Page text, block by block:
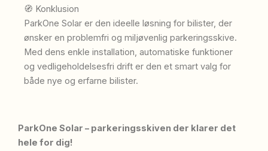
🧭 Konklusion
ParkOne Solar er den ideelle løsning for bilister, der
ønsker en problemfri og miljøvenlig parkeringsskive.
Med dens enkle installation, automatiske funktioner
og vedligeholdelsesfri drift er den et smart valg for
både nye og erfarne bilister.
ParkOne Solar – parkeringsskiven der klarer det
hele for dig!